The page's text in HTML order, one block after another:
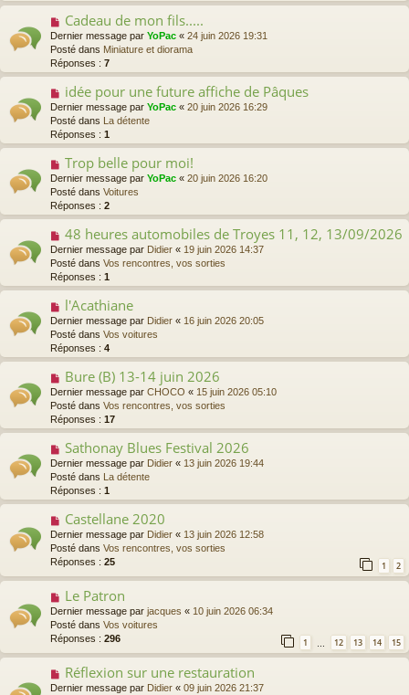
s
s
a
g
e
a
u
m
e
s
s
a
g
e
N
v
e
a
u
m
e
s
g
e
Cadeau de mon fils.....
Dernier message par YoPac « 24 juin 2026 19:31
Posté dans Miniature et diorama
Réponses : 7
N
v
e
a
m
e
s
a
g
e
idée pour une future affiche de Pâques
Dernier message par YoPac « 20 juin 2026 16:29
Posté dans La détente
Réponses : 1
N
v
e
m
e
s
a
g
e
Trop belle pour moi!
Dernier message par YoPac « 20 juin 2026 16:20
Posté dans Voitures
Réponses : 2
N
v
e
a
u
m
e
s
a
g
e
48 heures automobiles de Troyes 11, 12, 13/09/2026
Dernier message par Didier « 19 juin 2026 14:37
Posté dans Vos rencontres, vos sorties
Réponses : 1
N
v
e
a
u
m
e
s
a
g
e
l'Acathiane
Dernier message par Didier « 16 juin 2026 20:05
Posté dans Vos voitures
Réponses : 4
N
v
e
a
u
m
e
s
a
g
e
Bure (B) 13-14 juin 2026
Dernier message par CHOCO « 15 juin 2026 05:10
Posté dans Vos rencontres, vos sorties
Réponses : 17
N
v
e
m
e
s
s
g
e
Sathonay Blues Festival 2026
Dernier message par Didier « 13 juin 2026 19:44
Posté dans La détente
Réponses : 1
N
v
e
a
m
e
s
s
a
g
Castellane 2020
Dernier message par Didier « 13 juin 2026 12:58
Posté dans Vos rencontres, vos sorties
Réponses : 25 1 2
N
v
e
a
m
Le Patron
Dernier message par jacques « 10 juin 2026 06:34
Posté dans Vos voitures
Réponses : 296 1 … 12 13 14 15
N
o
Réflexion sur une restauration
Dernier message par Didier « 09 juin 2026 21:37